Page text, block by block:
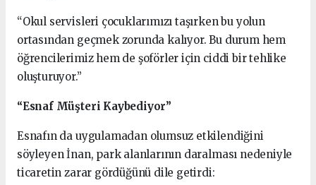
“Okul servisleri çocuklarımızı taşırken bu yolun
ortasından geçmek zorunda kalıyor. Bu durum hem
öğrencilerimiz hem de şoförler için ciddi bir tehlike
oluşturuyor.”
“Esnaf Müşteri Kaybediyor”
Esnafın da uygulamadan olumsuz etkilendiğini
söyleyen İnan, park alanlarının daralması nedeniyle
ticaretin zarar gördüğünü dile getirdi: